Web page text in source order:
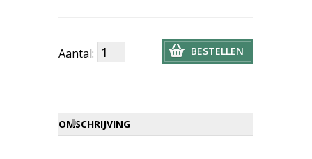
Aantal: BESTELLEN
OMSCHRIJVING